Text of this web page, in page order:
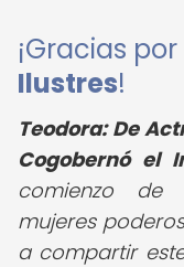
¡Gracias
Ilustres!
Teodora: De
Cogobernó el
comienzo de
mujeres
a compartir